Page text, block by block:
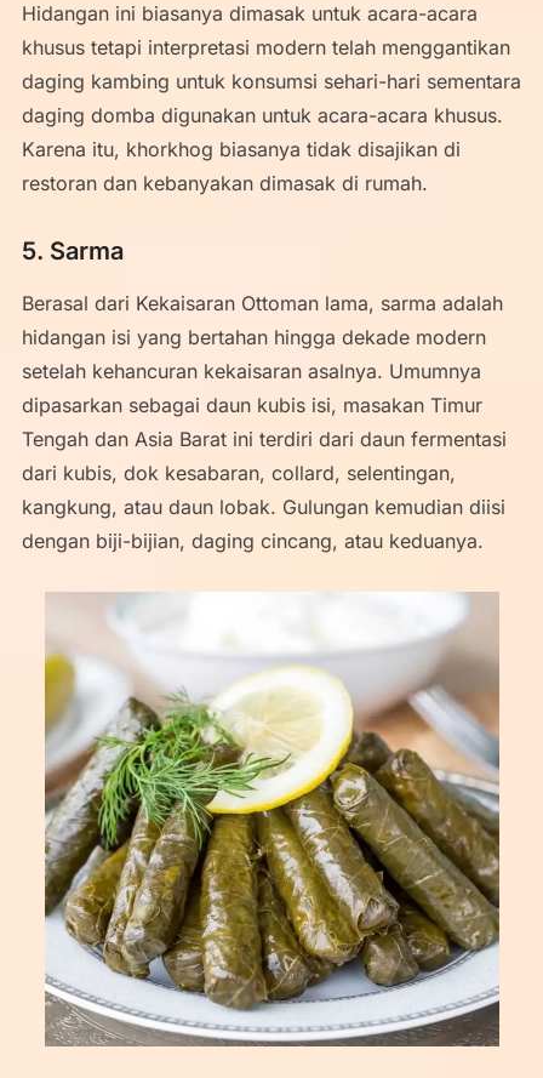
Hidangan ini biasanya dimasak untuk acara-acara
khusus tetapi interpretasi modern telah menggantikan
daging kambing untuk konsumsi sehari-hari sementara
daging domba digunakan untuk acara-acara khusus.
Karena itu, khorkhog biasanya tidak disajikan di
restoran dan kebanyakan dimasak di rumah.
5. Sarma
Berasal dari Kekaisaran Ottoman lama, sarma adalah
hidangan isi yang bertahan hingga dekade modern
setelah kehancuran kekaisaran asalnya. Umumnya
dipasarkan sebagai daun kubis isi, masakan Timur
Tengah dan Asia Barat ini terdiri dari daun fermentasi
dari kubis, dok kesabaran, collard, selentingan,
kangkung, atau daun lobak. Gulungan kemudian diisi
dengan biji-bijian, daging cincang, atau keduanya.